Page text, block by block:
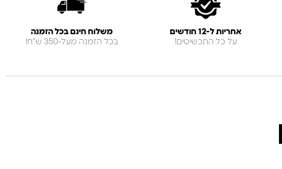
אחריות ל-12 חודשים
על כל התכשיטים!
משלוח חינם בכל הזמנה
בכל הזמנה מעל-350 ש"ח!